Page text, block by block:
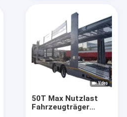
50T Max Nutzlast
Fahrzeugträger